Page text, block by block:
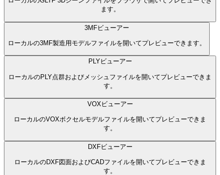
ます。
3MFビューアー
ローカルの3MF製造用モデルファイルを開いてプレビューできます。
PLYビューアー
ローカルのPLY点群およびメッシュファイルを開いてプレビューできま
す。
VOXビューアー
ローカルのVOXボクセルモデルファイルを開いてプレビューできま
す。
DXFビューアー
ローカルのDXF図面およびCADファイルを開いてプレビューできま
す。